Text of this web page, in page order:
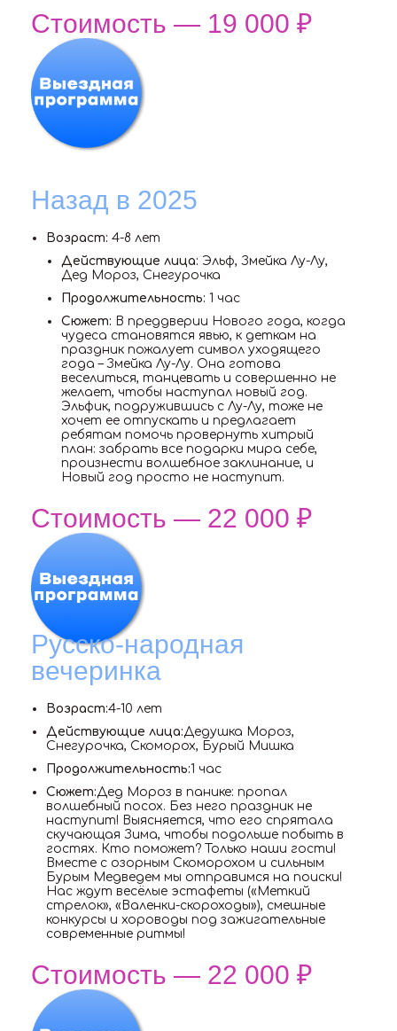
Стоимость — 19 000 ₽
Назад в 2025
Возраст:4-8 лет
Действующие лица: Эльф, Змейка Лу-Лу,
Дед Мороз, Снегурочка
Продолжительность:1 час
Сюжет: В преддверии Нового года, когда
чудеса становятся явью, к деткам на
праздник пожалует символ уходящего
года – Змейка Лу-Лу. Она готова
веселиться, танцевать и совершенно не
желает, чтобы наступал новый год.
Эльфик, подружившись с Лу-Лу, тоже не
хочет ее отпускать и предлагает
ребятам помочь провернуть хитрый
план: забрать все подарки мира себе,
произнести волшебное заклинание, и
Новый год просто не наступит.
Стоимость — 22 000 ₽
Русско-народная
вечеринка
Возраст:4-10 лет
Действующие лица: Дедушка Мороз,
Снегурочка, Скоморох, Бурый Мишка
Продолжительность:1 час
Сюжет: Дед Мороз в панике: пропал
волшебный посох. Без него праздник не
наступит! Выясняется, что его спрятала
скучающая Зима, чтобы подольше побыть в
гостях. Кто поможет? Только наши гости!
Вместе с озорным Скоморохом и сильным
Бурым Медведем мы отправимся на поиски!
Нас ждут весёлые эстафеты («Меткий
стрелок», «Валенки-скороходы»), смешные
конкурсы и хороводы под зажигательные
современные ритмы!
Стоимость — 22 000 ₽